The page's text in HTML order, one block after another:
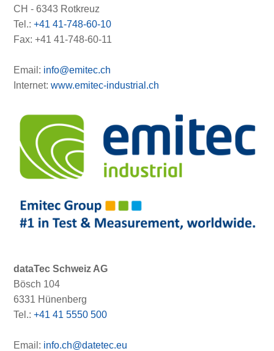
CH - 6343 Rotkreuz
Tel.:+41 41-748-60-10
Fax: +41 41-748-60-11
Email: info@emitec.ch
Internet:www.emitec-industrial.ch
dataTec Schweiz AG
Bösch 104
6331 Hünenberg
Tel.:+41 41 5550 500
Email: info.ch@datetec.eu